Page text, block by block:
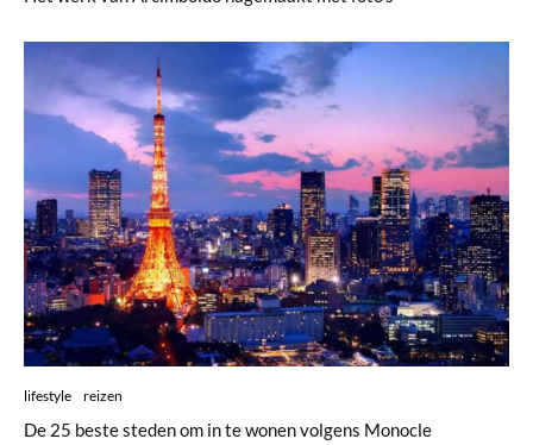
lifestyle reizen
De 25 beste steden om in te wonen volgens Monocle